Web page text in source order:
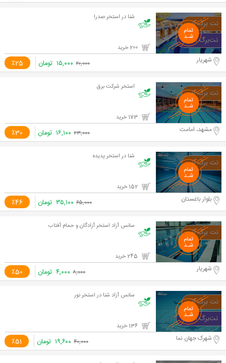
شنا در استخر صدرا
٪25 شهریار ۲۰,۰۰۰ ۱۵,۰۰۰ تومان
استخر شرکت برق
٪30 مشهد، امامت ۲۳,۰۰۰ ۱۶,۱۰۰ تومان
شنا در استخر پدیده
٪46 بلوار باغستان ۶۵,۰۰۰ ۳۵,۱۰۰ تومان
سانس آزاد استخر آزادگان و حمام آفتاب
٪50 شهریار ۸,۰۰۰ ۴,۰۰۰ تومان
سانس آزاد شنا در استخر نور
٪51 شهرک جهان نما ۴۰,۰۰۰ ۱۹,۶۰۰ تومان